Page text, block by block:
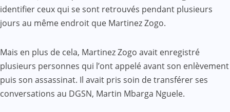
identifier ceux qui se sont retrouvés pendant plusieurs
jours au même endroit que Martinez Zogo.
Mais en plus de cela, Martinez Zogo avait enregistré
plusieurs personnes qui l’ont appelé avant son enlèvement
puis son assassinat. Il avait pris soin de transférer ses
conversations au DGSN, Martin Mbarga Nguele.